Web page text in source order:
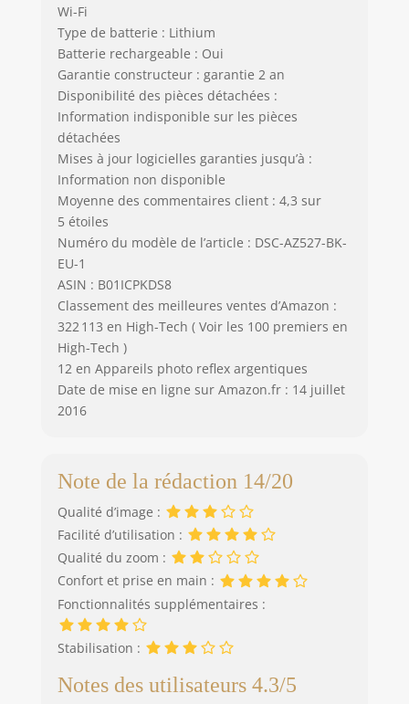
Wi-Fi
Type de batterie : Lithium
Batterie rechargeable : Oui
Garantie constructeur : garantie 2 an
Disponibilité des pièces détachées :
Information indisponible sur les pièces
détachées
Mises à jour logicielles garanties jusqu’à :
Information non disponible
Moyenne des commentaires client : 4,3 sur
5 étoiles
Numéro du modèle de l’article : DSC-AZ527-BK-
EU-1
ASIN : B01ICPKDS8
Classement des meilleures ventes d’Amazon :
322 113 en High-Tech ( Voir les 100 premiers en
High-Tech )
12 en Appareils photo reflex argentiques
Date de mise en ligne sur Amazon.fr : 14 juillet
2016
Note de la rédaction 14/20
Qualité d’image :
Facilité d’utilisation :
Qualité du zoom :
Confort et prise en main :
Fonctionnalités supplémentaires :
Stabilisation :
Notes des utilisateurs 4.3/5